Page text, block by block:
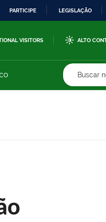
PARTICIPE LEGISLAÇÃO
VISITORS ALTO
Buscar